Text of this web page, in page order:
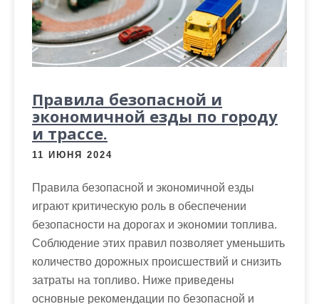
Правила безопасной и
экономичной езды по городу
и трассе.
11 ИЮНЯ 2024
Правила безопасной и экономичной езды
играют критическую роль в обеспечении
безопасности на дорогах и экономии топлива.
Соблюдение этих правил позволяет уменьшить
количество дорожных происшествий и снизить
затраты на топливо. Ниже приведены
основные рекомендации по безопасной и